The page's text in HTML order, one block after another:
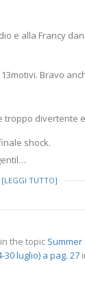
e alla Francy
Bravo
troppo divertente
shock.
[LEGGI TUTTO]
the topic Summer
30 luglio) a pag. 27